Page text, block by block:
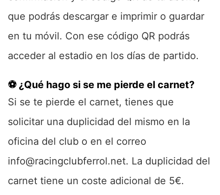
que podrás descargar e imprimir o guardar
en tu móvil. Con ese código QR podrás
acceder al estadio en los días de partido.
⚽ ¿Qué hago si se me pierde el carnet?
Si se te pierde el carnet, tienes que
solicitar una duplicidad del mismo en la
oficina del club o en el correo
info@racingclubferrol.net. La duplicidad del
carnet tiene un coste adicional de 5€.